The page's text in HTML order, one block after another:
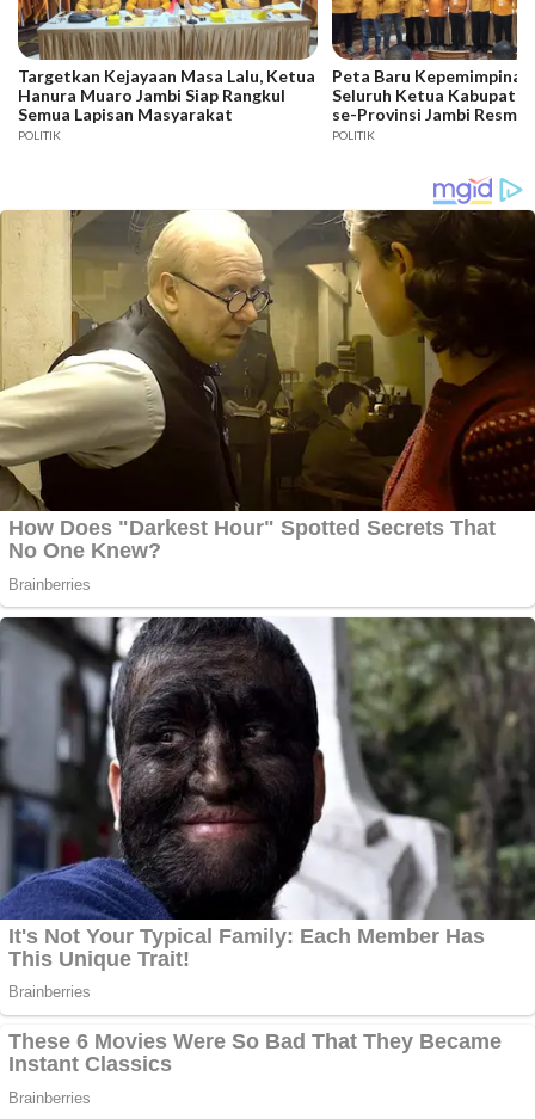
Targetkan Kejayaan Masa Lalu, Ketua
Hanura Muaro Jambi Siap Rangkul
Semua Lapisan Masyarakat
POLITIK
Peta Baru Kepemimpinan
Seluruh Ketua
se-Provinsi Jambi Resmi
POLITIK